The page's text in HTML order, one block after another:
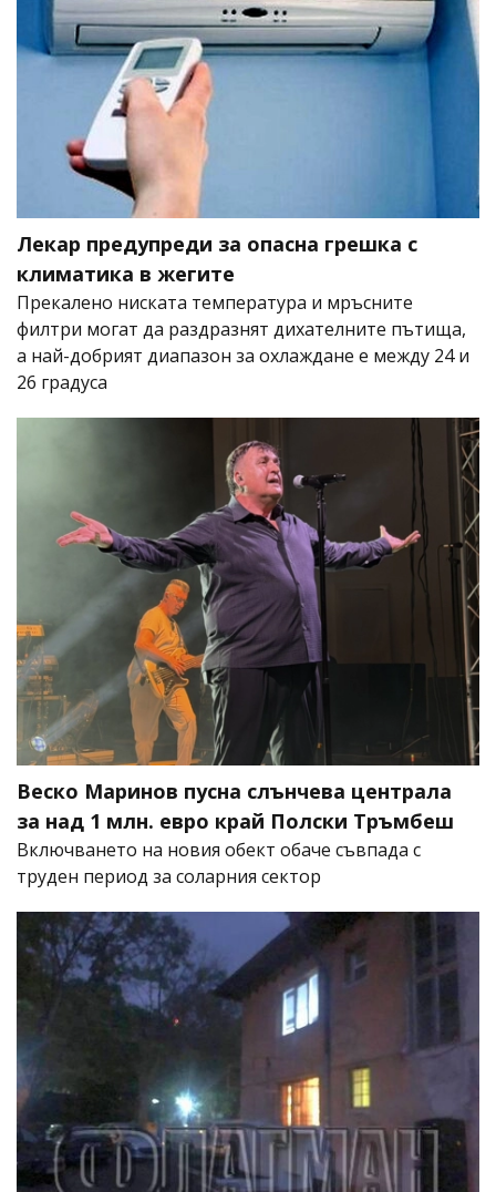
Лекар предупреди за опасна грешка с
климатика в жегите
Прекалено ниската температура и мръсните
филтри могат да раздразнят дихателните пътища,
а най-добрият диапазон за охлаждане е между 24 и
26 градуса
Веско Маринов пусна слънчева централа
за над 1 млн. евро край Полски Тръмбеш
Включването на новия обект обаче съвпада с
труден период за соларния сектор